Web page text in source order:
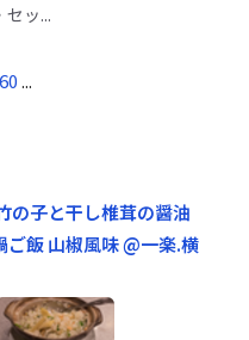
ッ...
...
の子と干し椎茸の醤油
飯 山椒風味 @一楽.横